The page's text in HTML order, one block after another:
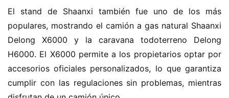
El stand de Shaanxi también fue uno de los más
populares, mostrando el camión a gas natural Shaanxi
Delong X6000 y la caravana todoterreno Delong
H6000. El X6000 permite a los propietarios optar por
accesorios oficiales personalizados, lo que garantiza
cumplir con las regulaciones sin problemas, mientras